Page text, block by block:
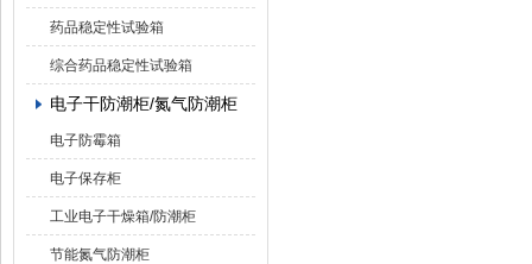
药品稳定性试验箱
综合药品稳定性试验箱
电子干防潮柜/氮气防潮柜
电子防霉箱
电子保存柜
工业电子干燥箱/防潮柜
节能氮气防潮柜